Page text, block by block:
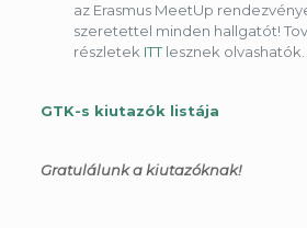
az Erasmus MeetUp
szeretettel minden hallgatót!
részletek ITTlesznek olvashatók.
GTK-s kiutazók listája
Gratulálunk a kiutazóknak!